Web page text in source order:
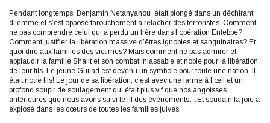
Pendant longtemps, Benjamin Netanyahou était plongé dans un déchirant
dilemme et s’est opposé farouchement à relâcher des terroristes. Comment
ne pas comprendre celui qui a perdu un frère dans l’opération Entebbe?
Comment justifier la libération massive d’êtres ignobles et sanguinaires? Et
quoi dire aux familles des victimes? Mais comment ne pas admirer et
applaudir la famille Shalit et son combat inlassable et noble pour la libération
de leur fils. Le jeune Guilad est devenu un symbole pour toute une nation. Il
était notre fils! Le jour de sa libération, c’est avec une larme à l’œil et un
profond soupir de soulagement qui était plus vif que nos angoisses
antérieures que nous avons suivi le fil des événements…Et soudain la joie a
explosé dans les cœurs de toutes les familles juives.